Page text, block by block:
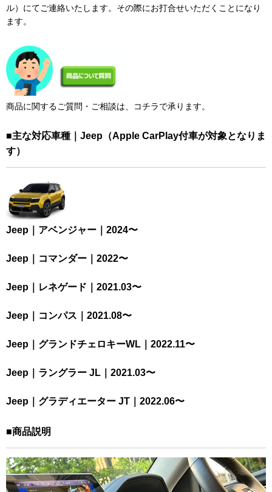
ル）にてご連絡いたします。その際にお打合せいただくことになり
ます。
商品に関するご質問・ご相談は、コチラで承ります。
■主な対応車種｜Jeep（Apple CarPlay付車が対象となりま
す）
Jeep｜アベンジャー｜2024〜
Jeep｜コマンダー｜2022〜
Jeep｜レネゲード｜2021.03〜
Jeep｜コンパス｜2021.08〜
Jeep｜グランドチェロキーWL｜2022.11〜
Jeep｜ラングラー JL｜2021.03〜
Jeep｜グラディエーター JT｜2022.06〜
■商品説明